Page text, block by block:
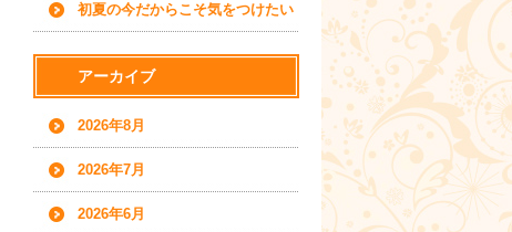
サイズを
初夏の今だからこそ気をつけたい
水分補給について
アーカイブ
2026年8月
2026年7月
2026年6月